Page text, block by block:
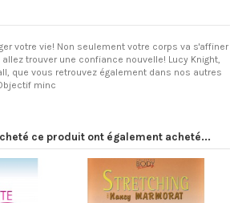
votre vie! Non seulement votre corps va s'affiner
trouver une confiance nouvelle! Lucy Knight,
que vous retrouvez également dans nos autres
minc
ce produit ont également acheté...